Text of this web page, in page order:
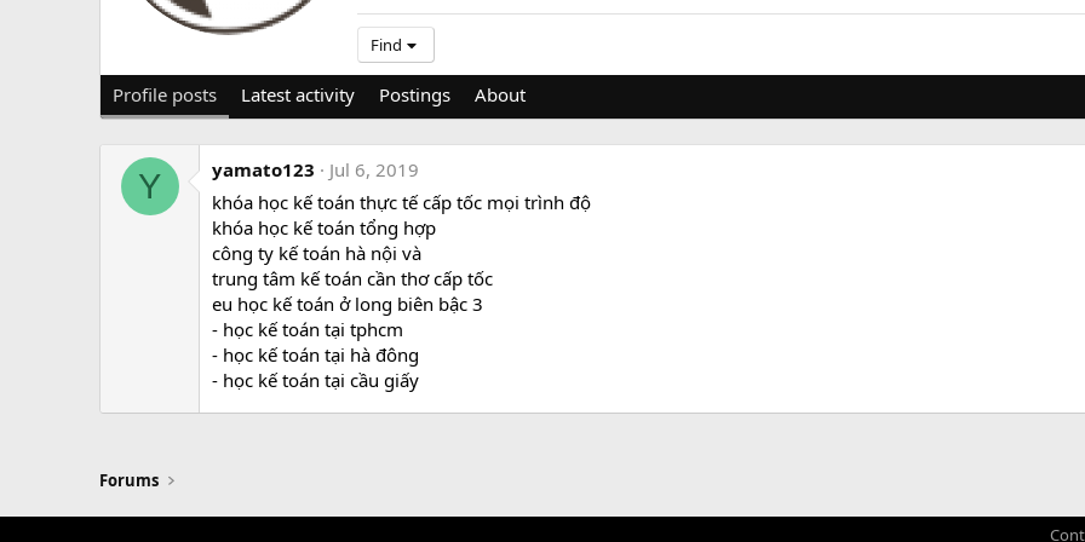
Find
Profile posts Latest activity Postings About
Y yamato123
Jul 6, 2019
khóa học kế toán thực tế cấp tốc mọi trình độ
khóa học kế toán tổng hợp
công ty kế toán hà nội và
trung tâm kế toán cần thơ cấp tốc
eu học kế toán ở long biên bậc 3
- học kế toán tại tphcm
- học kế toán tại hà đông
- học kế toán tại cầu giấy
Forums